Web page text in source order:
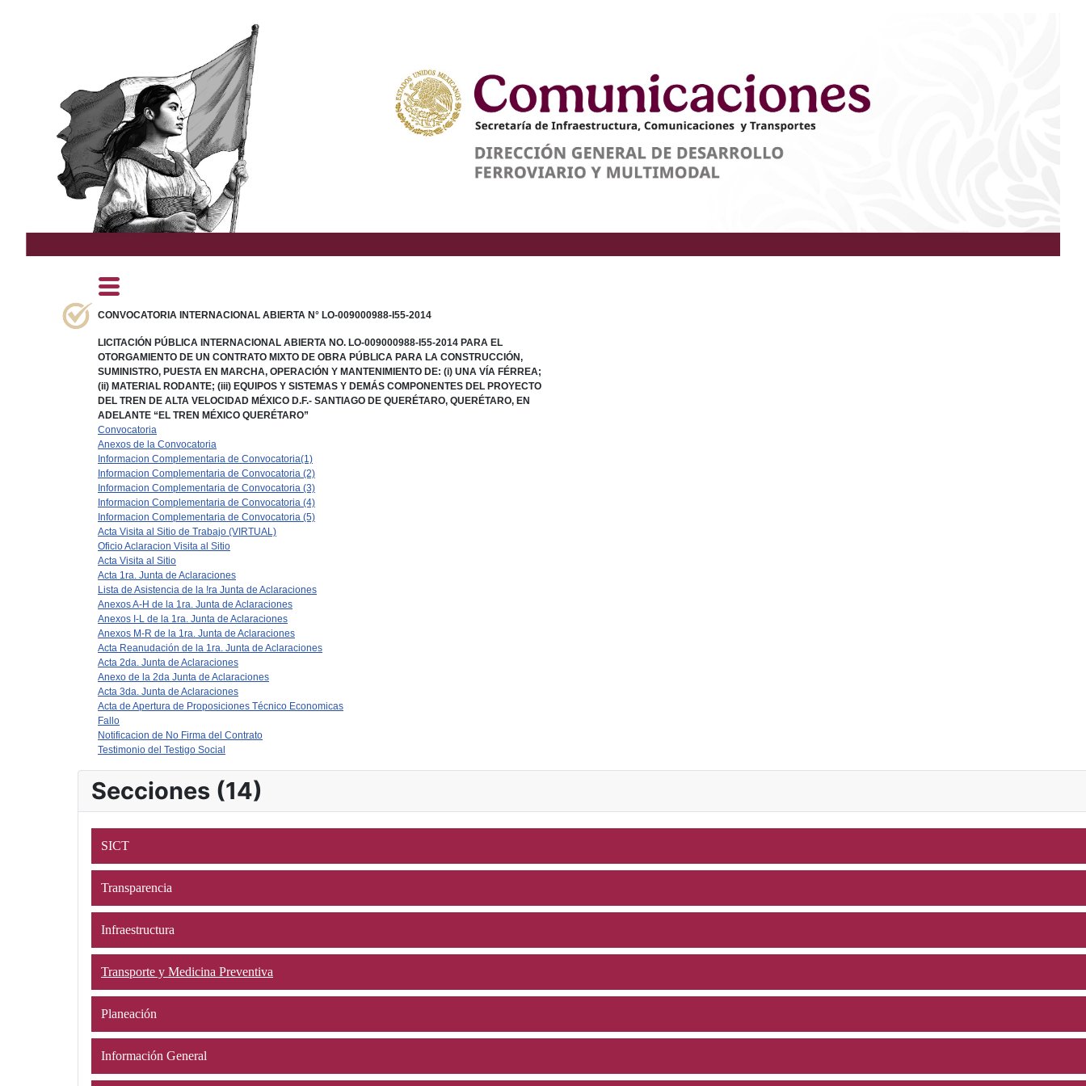
CONVOCATORIA INTERNACIONAL ABIERTA N° LO-009000988-I55-2014
LICITACIÓN PÚBLICA INTERNACIONAL ABIERTA NO. LO-009000988-I55-2014 PARA EL
OTORGAMIENTO DE UN CONTRATO MIXTO DE OBRA PÚBLICA PARA LA CONSTRUCCIÓN,
SUMINISTRO, PUESTA EN MARCHA, OPERACIÓN Y MANTENIMIENTO DE: (i) UNA VÍA FÉRREA;
(ii) MATERIAL RODANTE; (iii) EQUIPOS Y SISTEMAS Y DEMÁS COMPONENTES DEL PROYECTO
DEL TREN DE ALTA VELOCIDAD MÉXICO D.F.- SANTIAGO DE QUERÉTARO, QUERÉTARO, EN
ADELANTE “EL TREN MÉXICO QUERÉTARO”
Convocatoria
Anexos de la Convocatoria
Informacion Complementaria de Convocatoria(1)
Informacion Complementaria de Convocatoria (2)
Informacion Complementaria de Convocatoria (3)
Informacion Complementaria de Convocatoria (4)
Informacion Complementaria de Convocatoria (5)
Acta Visita al Sitio de Trabajo (VIRTUAL)
Oficio Aclaracion Visita al Sitio
Acta Visita al Sitio
Acta 1ra. Junta de Aclaraciones
Lista de Asistencia de la !ra Junta de Aclaraciones
Anexos A-H de la 1ra. Junta de Aclaraciones
Anexos I-L de la 1ra. Junta de Aclaraciones
Anexos M-R de la 1ra. Junta de Aclaraciones
Acta Reanudación de la 1ra. Junta de Aclaraciones
Acta 2da. Junta de Aclaraciones
Anexo de la 2da Junta de Aclaraciones
Acta 3da. Junta de Aclaraciones
Acta de Apertura de Proposiciones Técnico Economicas
Fallo
Notificacion de No Firma del Contrato
Testimonio del Testigo Social
Secciones (14)
SICT
Transparencia
Infraestructura
Transporte y Medicina Preventiva
Planeación
Información General